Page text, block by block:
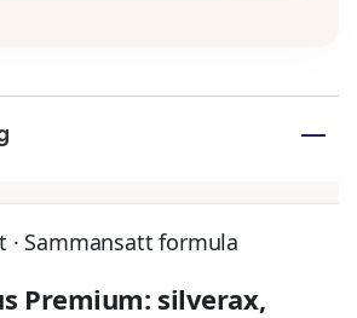
· Sammansatt formula
Premium: silverax,